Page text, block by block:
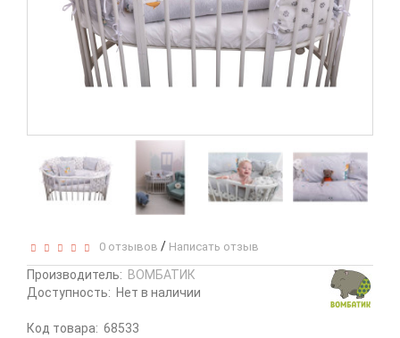
0 отзывов / Написать отзыв
Производитель: ВОМБАТИК
Доступность: Нет в наличии
Код товара: 68533